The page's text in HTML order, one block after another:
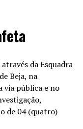
da Esquadra
Beja, na
via pública e no
de 04 (quatro)